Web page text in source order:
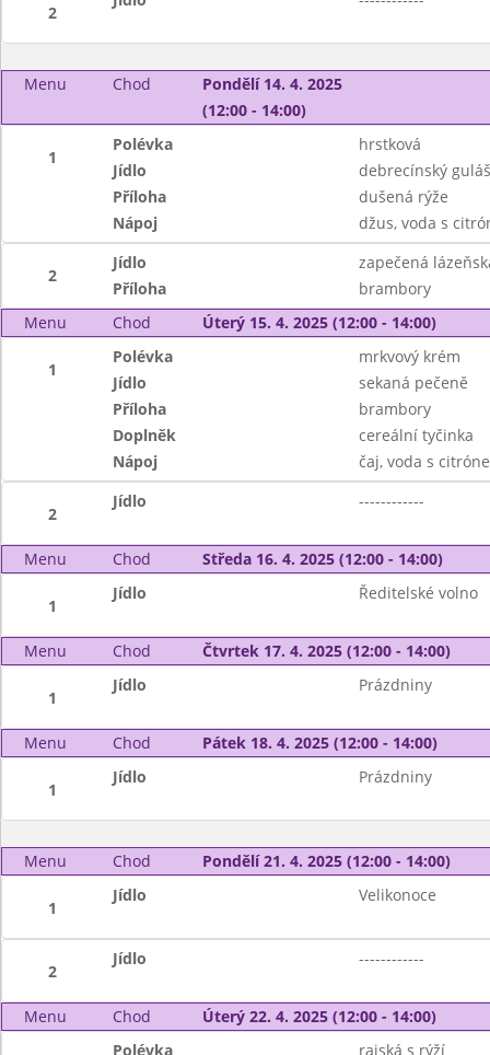
2
Menu Chod
Pondělí 14. 4. 2025
(12:00 - 14:00)
1
Polévka
hrstková
Jídlo
debrecínský guláš
Příloha
dušená rýže
Nápoj
džus, voda s
2
Jídlo
zapečená
Příloha
brambory
Menu
Chod Úterý 15. 4. 2025 (12:00 - 14:00)
1
Polévka
mrkvový krém
Jídlo
sekaná pečeně
Příloha
brambory
Doplněk
cereální tyčinka
Nápoj
čaj, voda s
2
Jídlo ------------
Menu Chod Středa 16. 4. 2025 (12:00 - 14:00)
1
Jídlo Ředitelské volno
Menu Chod Čtvrtek 17. 4. 2025 (12:00 - 14:00)
1
Jídlo Prázdniny
Menu Chod Pátek 18. 4. 2025 (12:00 - 14:00)
1
Jídlo Prázdniny
Menu Chod Pondělí 21. 4. 2025 (12:00 - 14:00)
1
Jídlo Velikonoce
2
Jídlo ------------
Menu Chod Úterý 22. 4. 2025 (12:00 - 14:00)
Polévka rajská s rýží